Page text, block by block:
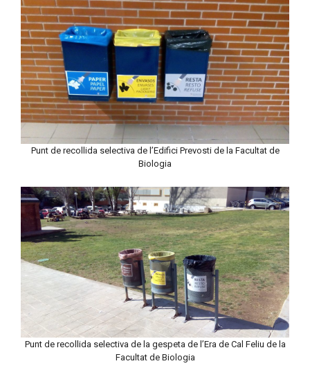
Punt de recollida selectiva de l’Edifici Prevosti de la Facultat de
Biologia
Punt de recollida selectiva de la gespeta de l’Era de Cal Feliu de la
Facultat de Biologia